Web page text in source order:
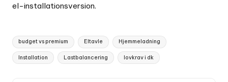
el-installationsversion.
Tags:
budget vs premium Eltavle Hjemmeladning
Installation Lastbalancering lovkrav i dk